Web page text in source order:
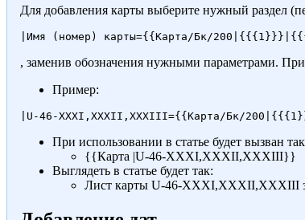
Для добавления карты выберите нужный раздел
, заменив обозначения нужными параметрами.
Пример:
При использовании в статье будет вызван
{{Карта |U-46-XXXI,XXXII,XXXIII}}
Выглядеть в статье будет так:
Лист карты U-46-XXXI,XXXII,XXXIII